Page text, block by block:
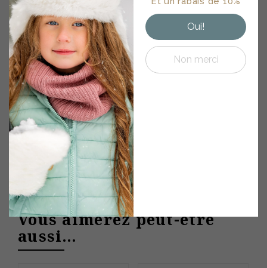
Notez bien que les deux bottes sont identiques
(pas de pied droit ou gauche). Vous pouvez faire
une identification sur l’étiquette intérieure de la
doublure (G – D) ou simplement couper
l’étiquette du pied droit, afin de distinguer la
botte gauche de la botte droite.
POUR PLUS D’INFORMATIONS SUR
LE PRODUIT OU LES TAILLES,
VEUILLEZ CLIQUER SUR L’ONGLET
GUIDE D’ACHAT CI-DESSUS.
Vous aimerez peut-être
aussi…
Oui!
Non merci
d'entretiens • Offres
exclusives